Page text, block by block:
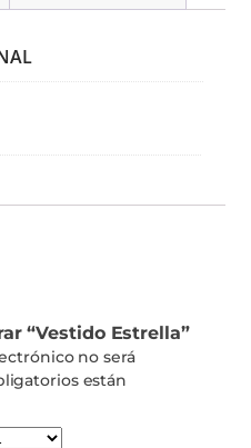
“Vestido Estrella”
no será
están